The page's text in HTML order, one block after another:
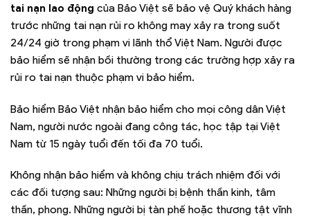
tai nạn lao động của Bảo Việt sẽ bảo vệ Quý khách hàng
trước những tai nạn rủi ro không may xảy ra trong suốt
24/24 giờ trong phạm vi lãnh thổ Việt Nam. Người được
bảo hiểm sẽ nhận bồi thường trong các trường hợp xảy ra
rủi ro tai nạn thuộc phạm vi bảo hiểm.
Bảo hiểm Bảo Việt nhận bảo hiểm cho mọi công dân Việt
Nam, người nước ngoài đang công tác, học tập tại Việt
Nam từ 15 ngày tuổi đến tối đa 70 tuổi.
Không nhận bảo hiểm và không chịu trách nhiệm đối với
các đối tượng sau: Những người bị bệnh thần kinh, tâm
thần, phong. Những người bị tàn phế hoặc thương tật vĩnh